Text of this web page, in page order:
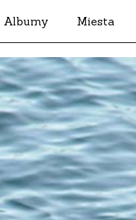
Albumy Miesta